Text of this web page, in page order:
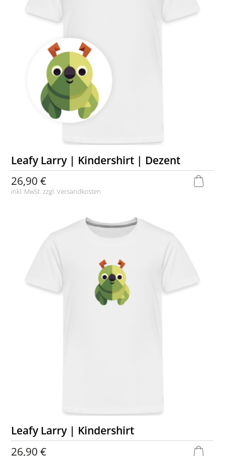
Leafy Larry | Kindershirt | Dezent
26,90 €
inkl. MwSt. zzgl.Versandkosten
Leafy Larry | Kindershirt
26,90 €